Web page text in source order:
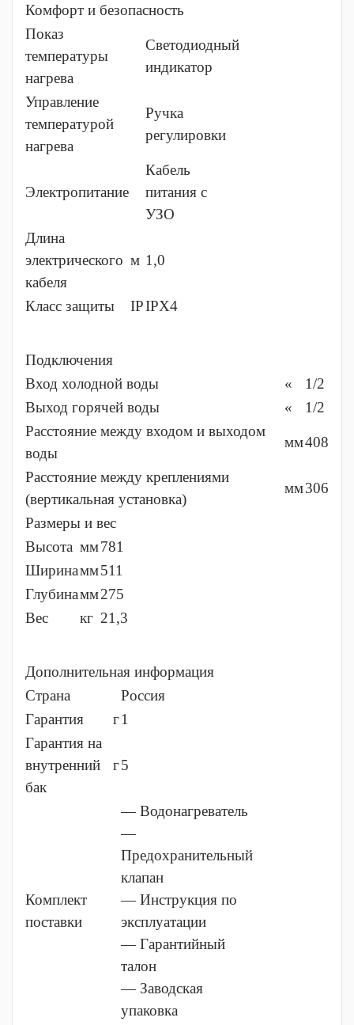
Комфорт и безопасность
Показ
температуры
нагрева
Светодиодный
индикатор
Управление
температурой
нагрева
Ручка
регулировки
Электропитание
Кабель
питания с
УЗО
Длина
электрического
кабеля
м 1,0
Класс защиты IPIPX4
Подключения
Вход холодной воды
«
1/2
Выход горячей воды
«
1/2
Расстояние между входом и выходом
воды
мм408
Расстояние между креплениями
(вертикальная установка)
мм306
Размеры и вес
Высота мм781
Ширинамм511
Глубинамм275
Вес
кг 21,3
Дополнительная информация
Страна
Россия
Гарантия
г1
Гарантия на
внутренний
бак
г5
Комплект
поставки
— Водонагреватель
—
Предохранительный
клапан
— Инструкция по
эксплуатации
— Гарантийный
талон
— Заводская
упаковка